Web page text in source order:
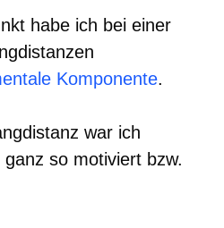
habe ich bei einer
Komponente.
war ich
so motiviert bzw.